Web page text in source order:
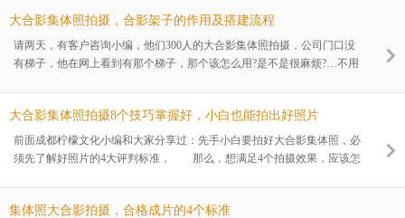
大合影集体照拍摄，合影架子的作用及搭建流程
请两天，有客户咨询小编，他们300人的大合影集体照拍摄，公司门口没
有梯子，他在网上看到有那个梯子，那个该怎么用?是不是很麻烦?…不用
大合影集体照拍摄8个技巧掌握好，小白也能拍出好照片
前面成都柠檬文化小编和大家分享过：先手小白要拍好大合影集体照，必
须先了解好照片的4大评判标准， 那么，想满足4个拍摄效果，应该怎
集体照大合影拍摄，合格成片的4个标准